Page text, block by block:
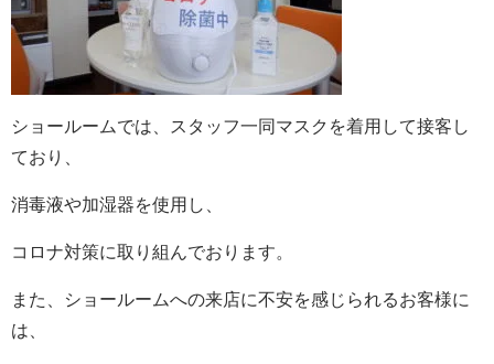
ショールームでは、スタッフ一同マスクを着用して接客し
ており、
消毒液や加湿器を使用し、
コロナ対策に取り組んでおります。
また、ショールームへの来店に不安を感じられるお客様に
は、